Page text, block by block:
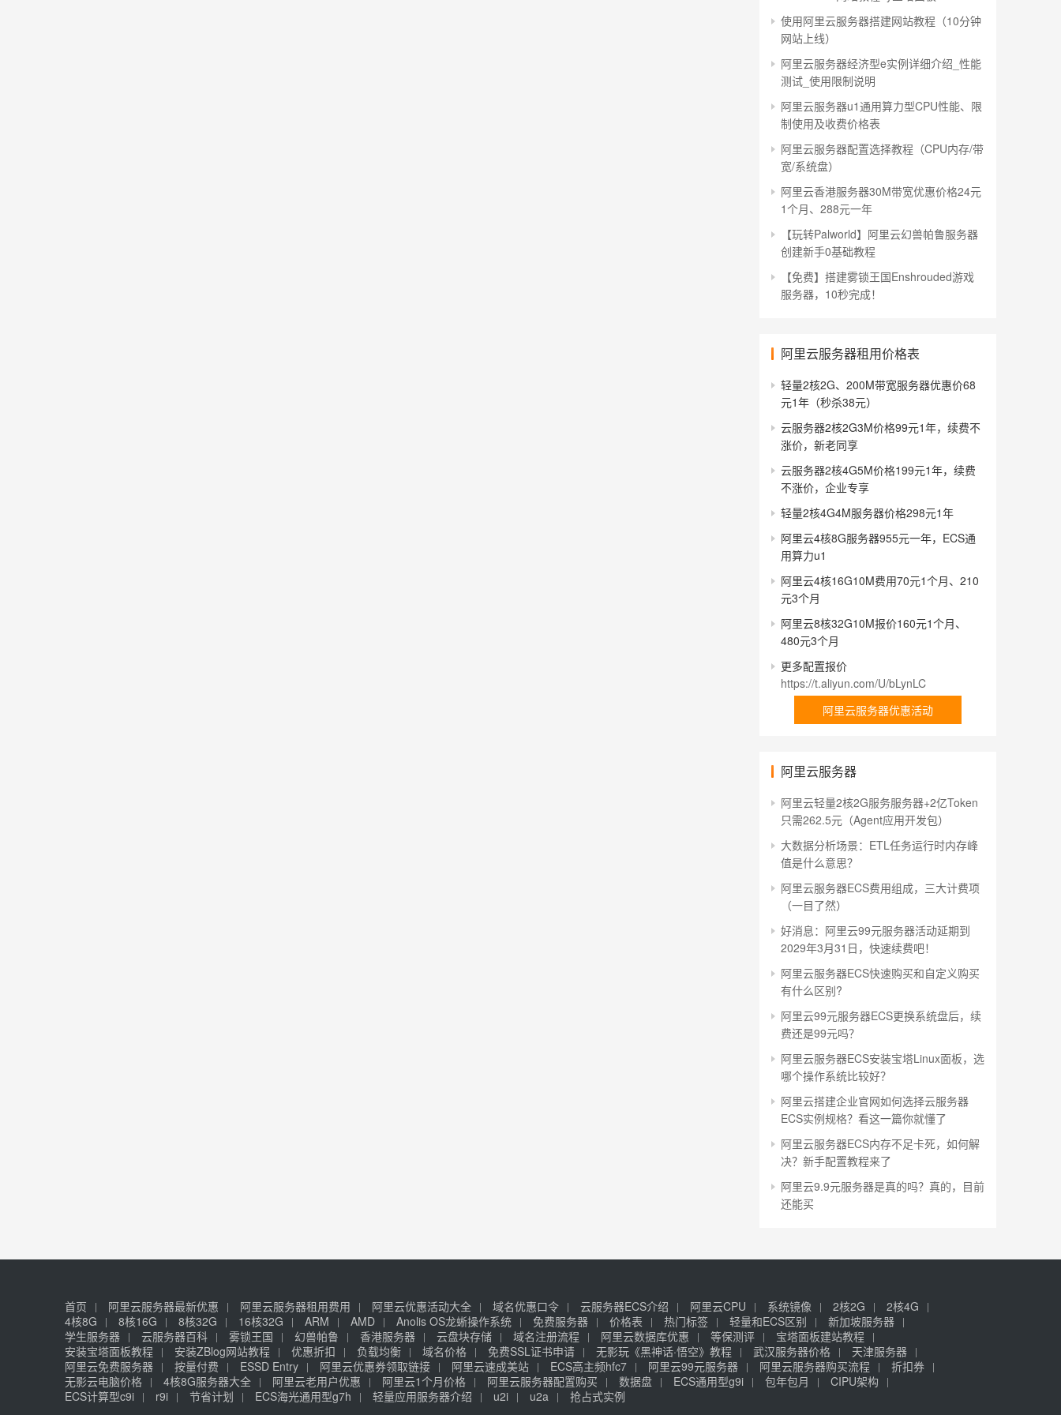
使用阿里云服务器搭建网站教程（10分钟
网站上线）
阿里云服务器经济型e实例详细介绍_性能
测试_使用限制说明
阿里云服务器u1通用算力型CPU性能、限
制使用及收费价格表
阿里云服务器配置选择教程（CPU内存/带
宽/系统盘）
阿里云香港服务器30M带宽优惠价格24元
1个月、288元一年
【玩转Palworld】阿里云幻兽帕鲁服务器
创建新手0基础教程
【免费】搭建雾锁王国Enshrouded游戏
服务器，10秒完成！
阿里云服务器租用价格表
轻量2核2G、200M带宽服务器优惠价68
元1年（秒杀38元）
云服务器2核2G3M价格99元1年，续费不
涨价，新老同享
云服务器2核4G5M价格199元1年，续费
不涨价，企业专享
轻量2核4G4M服务器价格298元1年
阿里云4核8G服务器955元一年，ECS通
用算力u1
阿里云4核16G10M费用70元1个月、210
元3个月
阿里云8核32G10M报价160元1个月、
480元3个月
更多配置报价
https://t.aliyun.com/U/bLynLC
阿里云服务器优惠活动
阿里云服务器
阿里云轻量2核2G服务服务器+2亿Token
只需262.5元（Agent应用开发包）
大数据分析场景：ETL任务运行时内存峰
值是什么意思？
阿里云服务器ECS费用组成，三大计费项
（一目了然）
好消息：阿里云99元服务器活动延期到
2029年3月31日，快速续费吧！
阿里云服务器ECS快速购买和自定义购买
有什么区别?
阿里云99元服务器ECS更换系统盘后，续
费还是99元吗？
阿里云服务器ECS安装宝塔Linux面板，选
哪个操作系统比较好？
阿里云搭建企业官网如何选择云服务器
ECS实例规格？看这一篇你就懂了
阿里云服务器ECS内存不足卡死，如何解
决？新手配置教程来了
阿里云9.9元服务器是真的吗？真的，目前
还能买
首页 阿里云服务器最新优惠 阿里云服务器租用费用 阿里云优惠活动大全 域名优惠口令 云服务器ECS介绍 阿里云CPU 系统镜像 2核2G
2核4G
4核8G
8核16G 8核32G 16核32G ARM AMD Anolis OS龙蜥操作系统 免费服务器 价格表 热门标签 轻量和ECS区别
新加坡服务器
学生服务器
云服务器百科 雾锁王国 幻兽帕鲁 香港服务器 云盘块存储 域名注册流程 阿里云数据库优惠 等保测评
宝塔面板建站教程
安装宝塔面板教程
安装ZBlog网站教程 优惠折扣 负载均衡 域名价格 免费SSL证书申请 无影玩《黑神话·悟空》教程 武汉服务器价格
天津服务器
阿里云免费服务器
按量付费 ESSD Entry 阿里云优惠券领取链接 阿里云速成美站 ECS高主频hfc7 阿里云99元服务器 阿里云服务器购买流程
折扣券
无影云电脑价格
4核8G服务器大全 阿里云老用户优惠 阿里云1个月价格 阿里云服务器配置购买 数据盘 ECS通用型g9i 包年包月
CIPU架构
ECS计算型c9i
r9i 节省计划 ECS海光通用型g7h 轻量应用服务器介绍 u2i u2a
抢占式实例